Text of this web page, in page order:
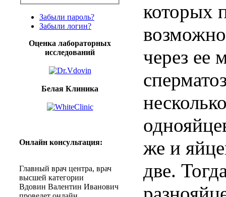
Забыли пароль?
Забыли логин?
Оценка лабораторных
исследований
Белая Клиника
Онлайн консультация:
Главный врач центра, врач
высшей категории
Вдовин Валентин Иванович
которых
через ее
же и
две.